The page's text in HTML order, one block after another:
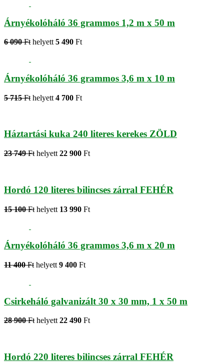
Árnyékolóháló 36 grammos 1,2 m x 50 m
6 090 Ft helyett 5 490 Ft
Árnyékolóháló 36 grammos 3,6 m x 10 m
5 715 Ft helyett 4 700 Ft
Háztartási kuka 240 literes kerekes ZÖLD
23 749 Ft helyett 22 900 Ft
Hordó 120 literes bilincses zárral FEHÉR
15 100 Ft helyett 13 990 Ft
Árnyékolóháló 36 grammos 3,6 m x 20 m
11 400 Ft helyett 9 400 Ft
Csirkeháló galvanizált 30 x 30 mm, 1 x 50 m
28 900 Fthelyett22 490 Ft
Hordó 220 literes bilincses zárral FEHÉR